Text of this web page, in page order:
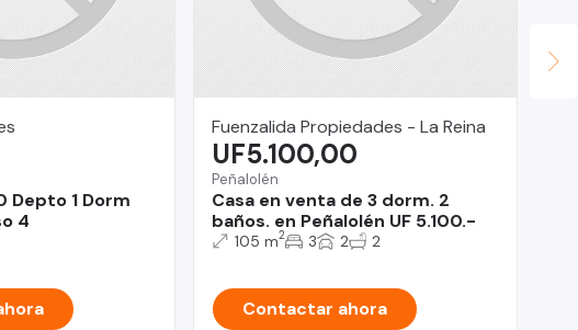
Depto 1 Dorm
4
Fuenzalida Propiedades - La Reina
Peñalolén
Casa en venta de 3 dorm. 2
baños. en Peñalolén UF 5.100.-
UF5.100,00
105 m2 3 2 2
Contactar ahora